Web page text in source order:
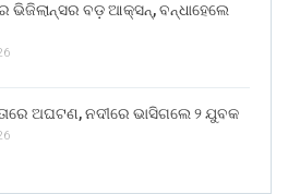
ଭିଜିଲାନ୍ସର ବଡ଼ ଆକ୍ସନ୍, ବନ୍ଧାହେଲେ
ଅଘଟଣ, ନଦୀରେ ଭାସିଗଲେ ୨ ଯୁବକ